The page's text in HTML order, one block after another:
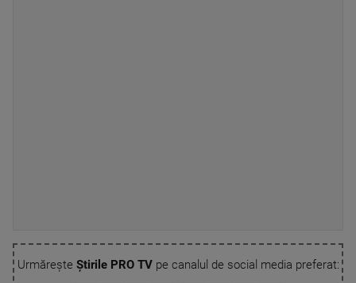
Urmărește Știrile PRO TVpe canalul de social media preferat: